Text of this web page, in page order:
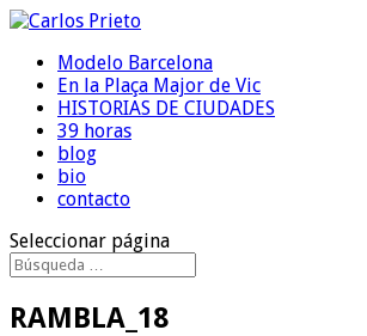
Modelo Barcelona
En la Plaça Major de Vic
HISTORIAS DE CIUDADES
39 horas
blog
bio
contacto
Seleccionar página
RAMBLA_18